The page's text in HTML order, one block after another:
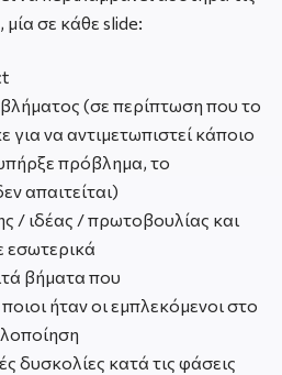
σε κάθε slide:
(σε περίπτωση που το
να αντιμετωπιστεί κάποιο
πρόβλημα, το
απαιτείται)
/ ιδέας / πρωτοβουλίας και
εσωτερικά
βήματα που
ήταν οι εμπλεκόμενοι στο
δυσκολίες κατά τις φάσεις